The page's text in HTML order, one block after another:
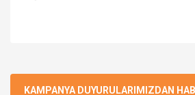
kullanarak tarafımıza iletebilirsiniz.
Görüş ve önerileriniz için teşekkür ederiz.
KAMPANYA DUYURULARIMIZDAN